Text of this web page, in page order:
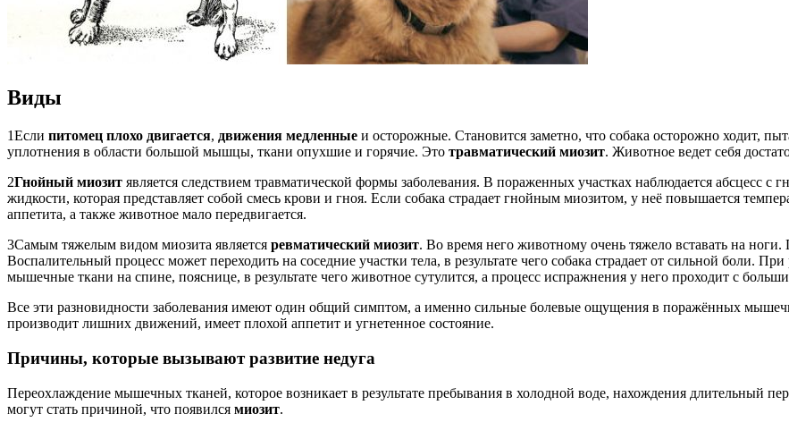
Виды
1Если питомец плохо двигается, движения медленные и осторожные. Становится заметно, что собака осторожно ходит,
уплотнения в области большой мышцы, ткани опухшие и горячие. Это травматический миозит. Животное ведет себя
2Гнойный миозит является следствием травматической формы заболевания. В пораженных участках наблюдается абсцесс
жидкости, которая представляет собой смесь крови и гноя. Если собака страдает гнойным миозитом, у неё повышается
аппетита, а также животное мало передвигается.
3Самым тяжелым видом миозита является ревматический миозит. Во время него животному очень тяжело вставать на
Воспалительный процесс может переходить на соседние участки тела, в результате чего собака страдает от сильной боли.
мышечные ткани на спине, пояснице, в результате чего животное сутулится, а процесс испражнения у него проходит с
Все эти разновидности заболевания имеют один общий симптом, а именно сильные болевые ощущения в поражённых
производит лишних движений, имеет плохой аппетит и угнетенное состояние.
Причины, которые вызывают развитие недуга
Переохлаждение мышечных тканей, которое возникает в результате пребывания в холодной воде, нахождения длительный
могут стать причиной, что появился миозит.